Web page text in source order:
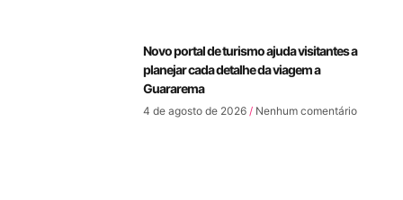
Novo portal de turismo ajuda visitantes a
planejar cada detalhe da viagem a
Guararema
4 de agosto de 2026 Nenhum comentário